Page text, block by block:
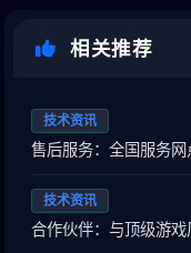
相关推荐
技术资讯
售后服务：全国服务
技术资讯
合作伙伴：与顶级游